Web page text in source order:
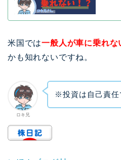
米国では一般人が車に乗れな
かも知れないですね。
ロキ兄
※投資は自己責任